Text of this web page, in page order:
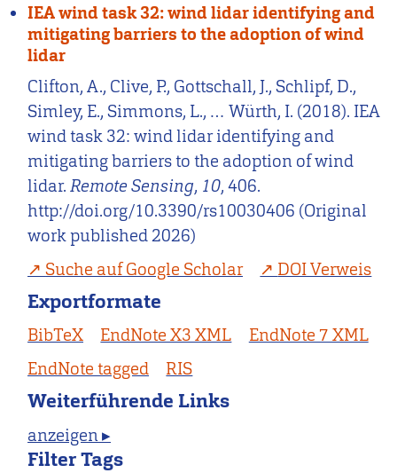
IEA wind task 32: wind lidar identifying and
mitigating barriers to the adoption of wind
lidar
Clifton, A., Clive, P., Gottschall, J., Schlipf, D.,
Simley, E., Simmons, L., … Würth, I. (2018). IEA
wind task 32: wind lidar identifying and
mitigating barriers to the adoption of wind
lidar.Remote Sensing, 10, 406.
http://doi.org/10.3390/rs10030406 (Original
work published 2026)
Suche auf Google Scholar
DOI Verweis
Exportformate
BibTeX EndNote X3 XML
EndNote 7 XML
EndNote tagged
RIS
Weiterführende Links
anzeigen ▸
Filter Tags